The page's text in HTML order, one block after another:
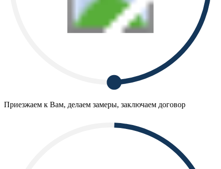
Приезжаем к Вам, делаем замеры, заключаем договор